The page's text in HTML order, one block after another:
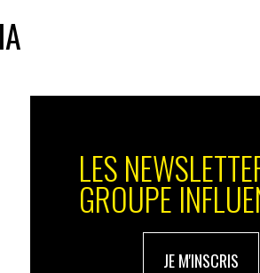
LES
GROUPE
JE M'INSCRIS